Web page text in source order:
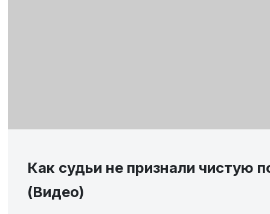
Как судьи не признали чистую
(Видео)